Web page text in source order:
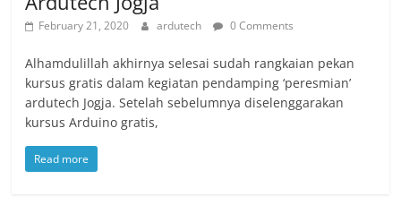
February 21, 2020 ardutech 0 Comments
Alhamdulillah akhirnya selesai sudah rangkaian pekan
kursus gratis dalam kegiatan pendamping ‘peresmian’
ardutech Jogja. Setelah sebelumnya diselenggarakan
kursus Arduino gratis,
Read more